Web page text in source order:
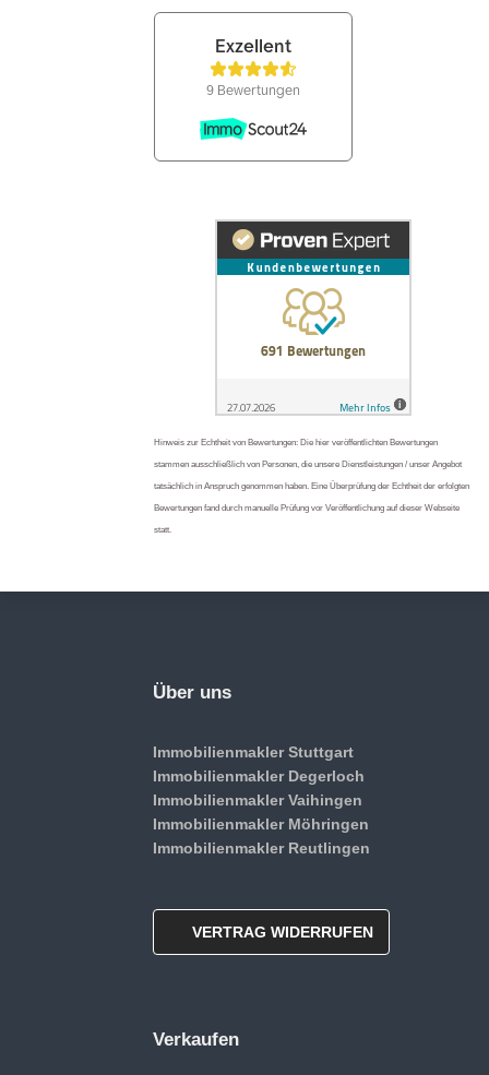
Hinweis zur Echtheit von Bewertungen: Die hier veröffentlichten Bewertungen
stammen ausschließlich von Personen, die unsere Dienstleistungen / unser Angebot
tatsächlich in Anspruch genommen haben. Eine Überprüfung der Echtheit der erfolgten
Bewertungen fand durch manuelle Prüfung vor Veröffentlichung auf dieser Webseite
statt.
Über uns
Immobilienmakler Stuttgart
Immobilienmakler Degerloch
Immobilienmakler Vaihingen
Immobilienmakler Möhringen
Immobilienmakler Reutlingen
VERTRAG WIDERRUFEN
Verkaufen